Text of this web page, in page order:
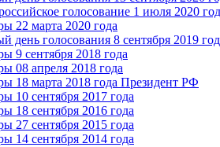
голосование 1 июля 2020
22 марта 2020 года
день голосования 8 сентября 2019
9 сентября 2018 года
08 апреля 2018 года
18 марта 2018 года Президент РФ
10 сентября 2017 года
18 сентября 2016 года
27 сентября 2015 года
14 сентября 2014 года